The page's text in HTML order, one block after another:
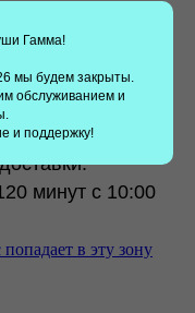
2000р (Без
Платная
минут c 10:00
в эту зону
Гамма!
мы будем закрыты.
обслуживанием и
и поддержку!
—